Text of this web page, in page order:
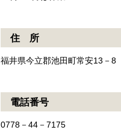
住 所
福井県今立郡池田町常安13－8
電話番号
0778－44－7175